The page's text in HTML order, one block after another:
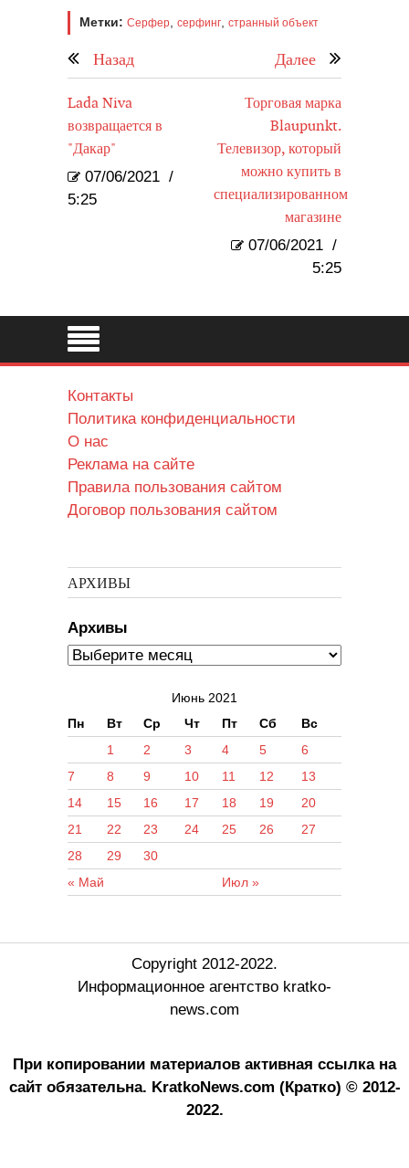
Метки: Серфер, серфинг, странный объект
Назад Далее
Lada Niva
возвращается в
"Дакар"
07/06/2021 /
5:25
Торговая марка
Blaupunkt.
Телевизор, который
можно купить в
специализированном
магазине
07/06/2021 /
5:25
Контакты
Политика конфиденциальности
О нас
Реклама на сайте
Правила пользования сайтом
Договор пользования сайтом
АРХИВЫ
Архивы
Июнь 2021
Пн
Вт Ср Чт Пт Сб Вс
« Май Июл »
1 2 3 4 5
6
7
8 9 10 11 12
13
14
15 16 17 18 19
20
21
22 23 24 25 26
27
28
29 30
Copyright 2012-2022.
Информационное агентство kratko-
news.com
При копировании материалов активная ссылка на
сайт обязательна. KratkoNews.com (Кратко) © 2012-
2022.